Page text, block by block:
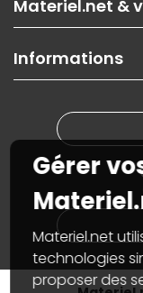
Contactez-nous
Paiement, livraison
Garanties,Pack Zen
SAV, demander un
Informations
Materiel.net &
On rachète votre
PC sur mesure :
Materiel.net recrute
Notre programme
Partenariat &
Informations
Nos marques
Conditions
Marketplace
Informations
Données
Gérer vos cookies
Accessibilité : non
Gérer
Materiel.net
technologies
proposer des